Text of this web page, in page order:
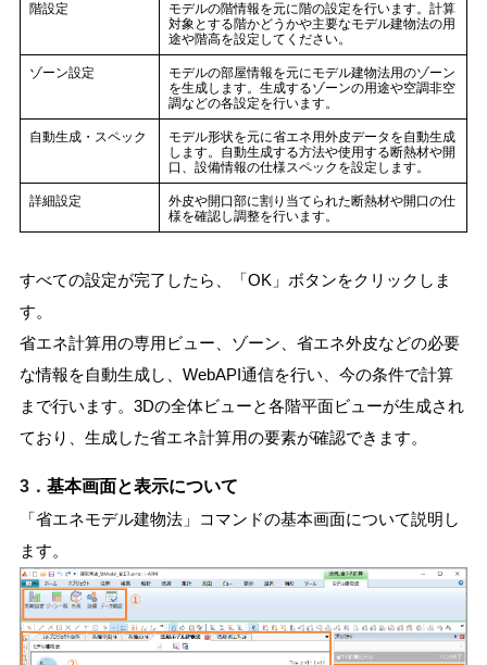
階設定
モデルの階情報を元に階の設定を行います。計算
対象とする階かどうかや主要なモデル建物法の用
途や階高を設定してください。
ゾーン設定
モデルの部屋情報を元にモデル建物法用のゾーン
を生成します。生成するゾーンの用途や空調非空
調などの各設定を行います。
自動生成・スペック
モデル形状を元に省エネ用外皮データを自動生成
します。自動生成する方法や使用する断熱材や開
口、設備情報の仕様スペックを設定します。
詳細設定
外皮や開口部に割り当てられた断熱材や開口の仕
様を確認し調整を行います。
すべての設定が完了したら、「OK」ボタンをクリックしま
す。
省エネ計算用の専用ビュー、ゾーン、省エネ外皮などの必要
な情報を自動生成し、WebAPI通信を行い、今の条件で計算
まで行います。3Dの全体ビューと各階平面ビューが生成され
ており、生成した省エネ計算用の要素が確認できます。
3． 基本画面と表示について
「省エネモデル建物法」コマンドの基本画面について説明し
ます。